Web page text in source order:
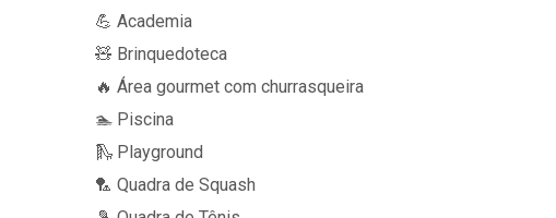
💪 Academia
🧸 Brinquedoteca
🔥 Área gourmet com churrasqueira
🏊 Piscina
🛝 Playground
🏸 Quadra de Squash